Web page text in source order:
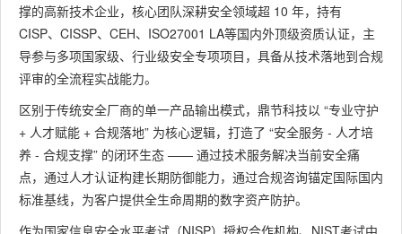
撑的高新技术企业，核心团队深耕安全领域超 10 年，持有
CISP、CISSP、CEH、ISO27001 LA等国内外顶级资质认证，主
导参与多项国家级、行业级安全专项项目，具备从技术落地到合规
评审的全流程实战能力。
区别于传统安全厂商的单一产品输出模式，鼎节科技以 “专业守护
+ 人才赋能 + 合规落地” 为核心逻辑，打造了 “安全服务 - 人才培
养 - 合规支撑” 的闭环生态 —— 通过技术服务解决当前安全痛
点，通过人才认证构建长期防御能力，通过合规咨询锚定国际国内
标准基线，为客户提供全生命周期的数字资产防护。
作为国家信息安全水平考试（NISP）授权合作机构、NIST考试中